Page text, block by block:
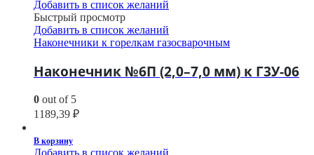
Добавить в список желаний
Быстрый просмотр
Добавить в список желаний
Наконечники к горелкам газосварочным
Наконечник №6П (2,0–7,0 мм) к Г3У-06
0 out of 5
1189,39 ₽
В корзину
Добавить в список желаний